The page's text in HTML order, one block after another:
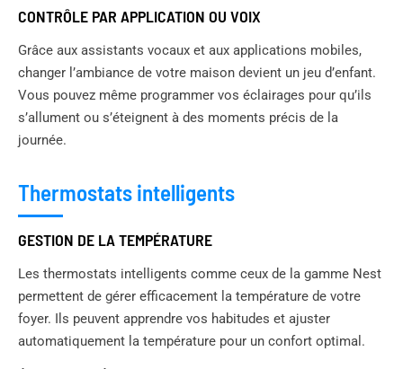
CONTRÔLE PAR APPLICATION OU VOIX
Grâce aux assistants vocaux et aux applications mobiles,
changer l’ambiance de votre maison devient un jeu d’enfant.
Vous pouvez même programmer vos éclairages pour qu’ils
s’allument ou s’éteignent à des moments précis de la
journée.
Thermostats intelligents
GESTION DE LA TEMPÉRATURE
Les thermostats intelligents comme ceux de la gamme Nest
permettent de gérer efficacement la température de votre
foyer. Ils peuvent apprendre vos habitudes et ajuster
automatiquement la température pour un confort optimal.